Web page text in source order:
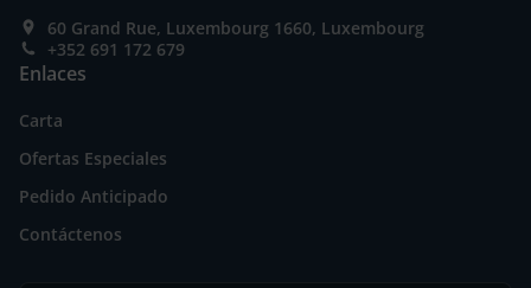
60 Grand Rue, Luxembourg 1660, Luxembourg
+352 691 172 679
Enlaces
Carta
Ofertas Especiales
Pedido Anticipado
Contáctenos